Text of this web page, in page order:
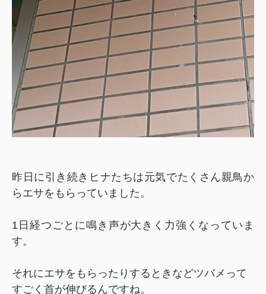
昨日に引き続きヒナたちは元気でたくさん親鳥か
らエサをもらっていました。
1日経つごとに鳴き声が大きく力強くなっていま
す。
それにエサをもらったりするときなどツバメって
すごく首が伸びるんですね。